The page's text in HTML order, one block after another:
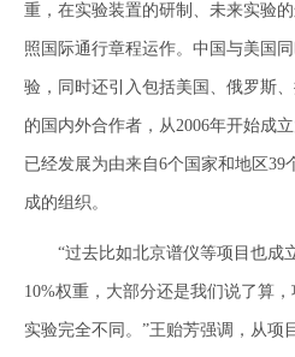
重，在实验装置的研制、未来实验
照国际通行章程运作。中国与美国
验，同时还引入包括美国、俄罗斯
的国内外合作者，从2006年开始成
已经发展为由来自6个国家和地区39
成的组织。
“过去比如北京谱仪等项目也成
10%权重，大部分还是我们说了算
实验完全不同。”王贻芳强调，从项